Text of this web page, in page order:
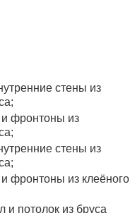
стены из
и фронтоны из
стены из
фронтоны из клеёного
и потолок из бруса